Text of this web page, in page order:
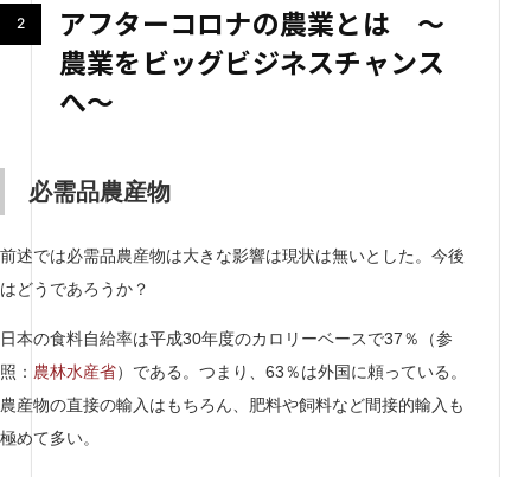
アフターコロナの農業とは ～
農業をビッグビジネスチャンス
へ～
必需品農産物
前述では必需品農産物は大きな影響は現状は無いとした。今後
はどうであろうか？
日本の食料自給率は平成30年度のカロリーベースで37％（参
照： 農林水産省）である。つまり、63％は外国に頼っている。
農産物の直接の輸入はもちろん、肥料や飼料など間接的輸入も
極めて多い。